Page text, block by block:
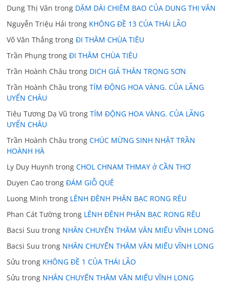
Dung Thị Vân trong DẶM DÀI CHIÊM BAO CỦA DUNG THỊ VÂN
Nguyễn Triệu Hải trong KHÔNG ĐỀ 13 CỦA THÁI LÃO
Võ Văn Thắng trongĐI THĂM CHÙA TIÊU
Trần Phụng trongĐI THĂM CHÙA TIÊU
Trần Hoành Châu trong DICH GIẢ THÂN TRỌNG SƠN
Trần Hoành Châu trongTÍM ĐỘNG HOA VÀNG. CỦA LÃNG
UYỂN CHÂU
Tiêu Tương Dạ Vũ trongTÍM ĐỘNG HOA VÀNG. CỦA LÃNG
UYỂN CHÂU
Trần Hoành Châu trongCHÚC MỪNG SINH NHẬT TRẦN
HOÀNH HÀ
Ly Duy Huynh trongCHOL CHNAM THMAY ở CẦN THƠ
Duyen Cao trongĐÁM GIỖ QUÊ
Luong Minh trong LÊNH ĐÊNH PHẬN BẠC RONG RÊU
Phan Cát Tường trong LÊNH ĐÊNH PHẬN BẠC RONG RÊU
Bacsi Suu trong NHÂN CHUYẾN THĂM VĂN MIẾU VĨNH LONG
Bacsi Suu trong NHÂN CHUYẾN THĂM VĂN MIẾU VĨNH LONG
Sửu trong KHÔNG ĐỀ 1 CỦA THÁI LÃO
Sửu trong NHÂN CHUYẾN THĂM VĂN MIẾU VĨNH LONG